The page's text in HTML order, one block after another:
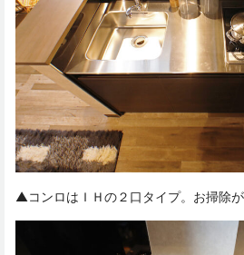
▲コンロはＩＨの２口タイプ。お掃除が